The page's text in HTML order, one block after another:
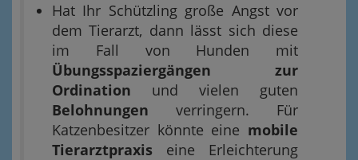
Hat Ihr Schützling große Angst vor
dem Tierarzt, dann lässt sich diese
im Fall von Hunden mit
Übungsspaziergängen zur
Ordination und vielen guten
Belohnungen verringern. Für
Katzenbesitzer könnte eine mobile
Tierarztpraxis eine Erleichterung